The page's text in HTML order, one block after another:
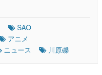
SAO
アニメ
ニュース 川原礫